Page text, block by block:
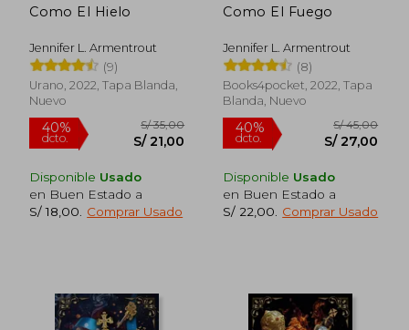
Como El Hielo
Jennifer L. Armentrout
(9)
Urano, 2022, Tapa Blanda,
Nuevo
Rápido
Disponible Usado
en Buen Estado a
S/ 18,00
Comprar Usado
Como El Fuego
Jennifer L. Armentrout
(8)
Books4pocket, 2022, Tapa
Blanda, Nuevo
Rápido
Disponible Usado
en Buen Estado a
S/ 22,00
Comprar Usado